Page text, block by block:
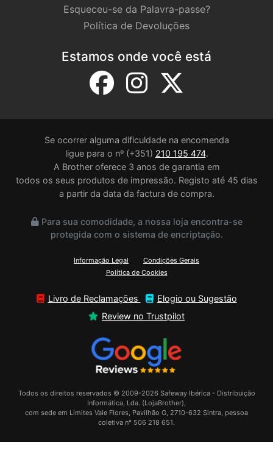
Esqueceu-se da Palavra-passe?
Política de Devoluções
Estamos onde você está
Se ocorrer alguma dificuldade na encomenda
ligue para o nº (+351) 210 195 474.
A Brother oferece 3 anos de garantia em
todos os seus produtos de impressão. Registo até 45 dias
a partir da data da factura de compra.
Para sua comodidade, a nossa loja encontra-se
protegida com o sistema de encriptação.
Informação Legal
Condições Gerais
Política de Cookies
Livro de Reclamações
Elogio ou Sugestão
Review no Trustpilot
Todos os direitos reservados © 2009-2026 Safeway Ibérica - Distribuição
Informática, Lda. (LojaBrother),
com sede em Limites Vale Flores, Pavilhão G, 2710-632 Sintra, pessoa
coletiva n° 506 218 651.